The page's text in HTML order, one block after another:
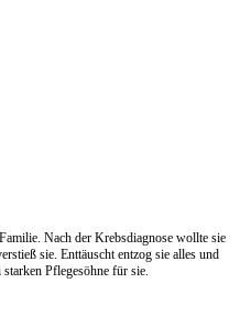
Nach der Krebsdiagnose wollte sie
sie. Enttäuscht entzog sie alles und
Pflegesöhne für sie.